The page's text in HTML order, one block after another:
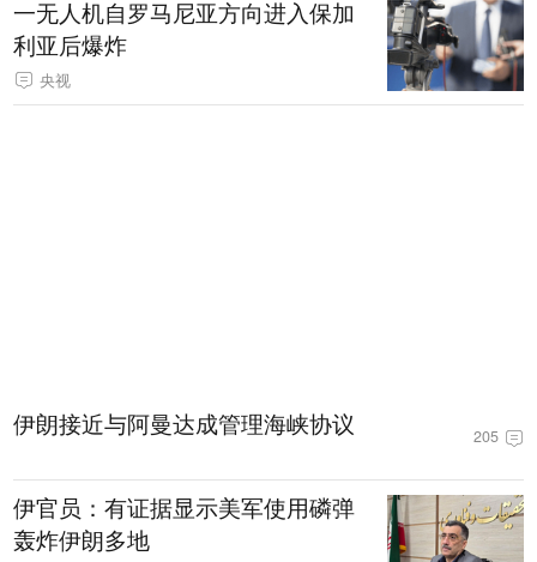
一无人机自罗马尼亚方向进入保加
利亚后爆炸
央视
伊朗接近与阿曼达成管理海峡协议 205
伊官员：有证据显示美军使用磷弹
轰炸伊朗多地